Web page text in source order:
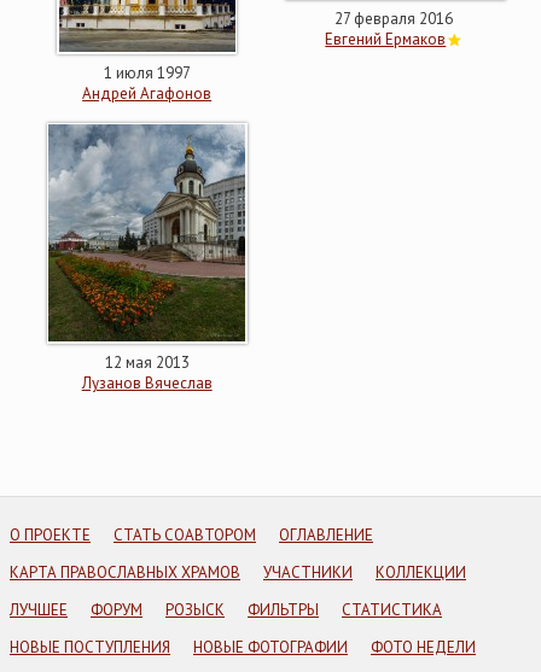
1 июля 1997
Андрей Агафонов
27 февраля 2016
Евгений Ермаков
12 мая 2013
Лузанов Вячеслав
О ПРОЕКТЕ СТАТЬ СОАВТОРОМ
ОГЛАВЛЕНИЕ
КАРТА ПРАВОСЛАВНЫХ ХРАМОВ
УЧАСТНИКИ
КОЛЛЕКЦИИ
ЛУЧШЕЕ
ФОРУМ РОЗЫСК ФИЛЬТРЫ
СТАТИСТИКА
НОВЫЕ ПОСТУПЛЕНИЯ
НОВЫЕ ФОТОГРАФИИ ФОТО НЕДЕЛИ